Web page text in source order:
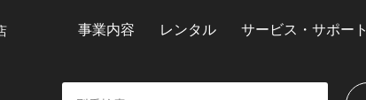
事業内容 レンタル サービス・サポート